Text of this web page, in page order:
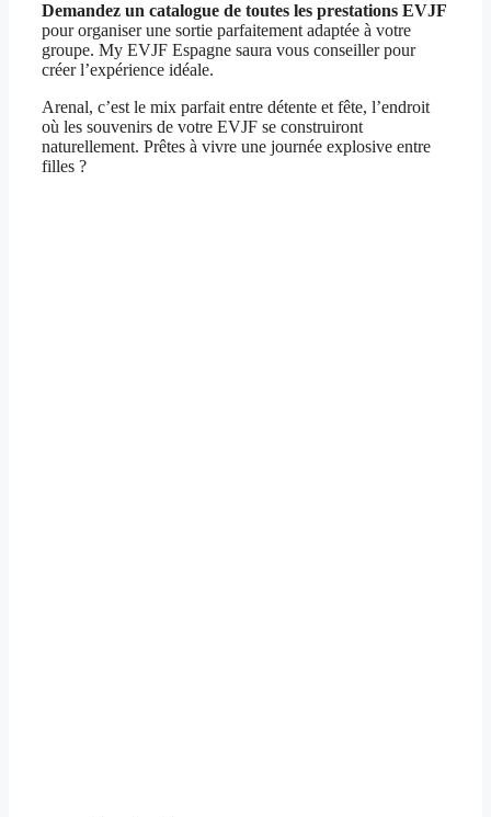
Demandez un catalogue de toutes les prestations EVJF
pour organiser une sortie parfaitement adaptée à votre
groupe. My EVJF Espagne saura vous conseiller pour
créer l’expérience idéale.
Arenal, c’est le mix parfait entre détente et fête, l’endroit
où les souvenirs de votre EVJF se construiront
naturellement. Prêtes à vivre une journée explosive entre
filles ?